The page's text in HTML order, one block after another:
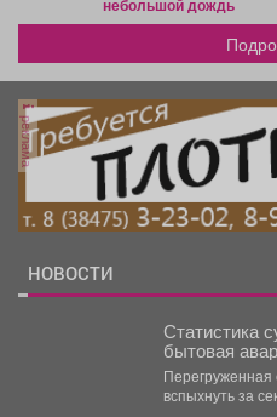
небольшой дождь
реклама
НОВОСТИ
Статистика
бытовая
проблем с
Перегруженная
вспыхнуть за секунды.